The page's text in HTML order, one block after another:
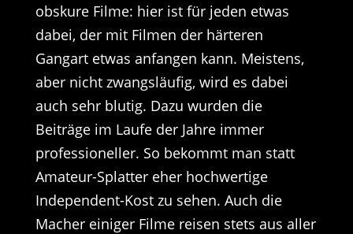
obskure Filme: hier ist für jeden etwas
dabei, der mit Filmen der härteren
Gangart etwas anfangen kann. Meistens,
aber nicht zwangsläufig, wird es dabei
auch sehr blutig. Dazu wurden die
Beiträge im Laufe der Jahre immer
professioneller. So bekommt man statt
Amateur-Splatter eher hochwertige
Independent-Kost zu sehen. Auch die
Macher einiger Filme reisen stets aus aller